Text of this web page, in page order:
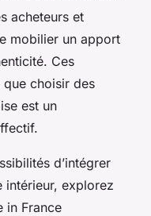
acheteurs et
mobilier un apport
Ces
que choisir des
est un
d’intégrer
intérieur, explorez
in France